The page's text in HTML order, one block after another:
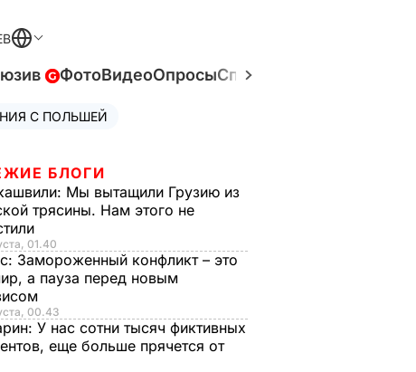
ФотоВидеоОпросыСпецпроекты
С ПОЛЬШЕЙ
БЛОГИ
Мы вытащили Грузию из
трясины. Нам этого не
01.40
Замороженный конфликт – это
а пауза перед новым
00.43
У нас сотни тысяч фиктивных
еще больше прячется от